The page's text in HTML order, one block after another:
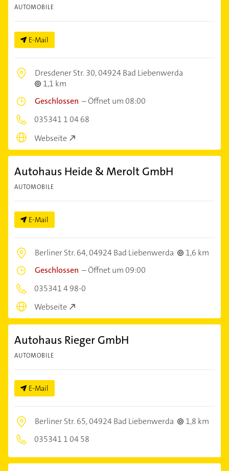
AUTOMOBILE
E-Mail
Dresdener Str. 30,04924 Bad Liebenwerda
1,1 km
Geschlossen –Öffnet um 08:00
035341 1 04 68
Webseite
Autohaus Heide & Merolt GmbH
AUTOMOBILE
E-Mail
Berliner Str. 64,04924 Bad Liebenwerda
1,6 km
Geschlossen –Öffnet um 09:00
035341 4 98-0
Webseite
Autohaus Rieger GmbH
AUTOMOBILE
E-Mail
Berliner Str. 65,04924 Bad Liebenwerda
1,8 km
035341 1 04 58